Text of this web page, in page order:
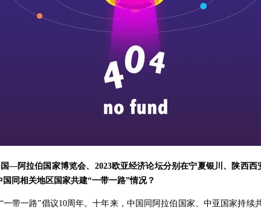
—阿拉伯国家博览会、2023欧亚经济论坛分别在宁夏银川、陕西
同相关地区国家共建“一带一路”情况？
带一路”倡议10周年。十年来，中国同阿拉伯国家、中亚国家持续